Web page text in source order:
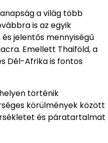
a világ több
is az egyik
jelentős mennyiségű
Emellett Thaiföld, a
Dél-Afrika is fontos
történik
körülmények között
és páratartalmat